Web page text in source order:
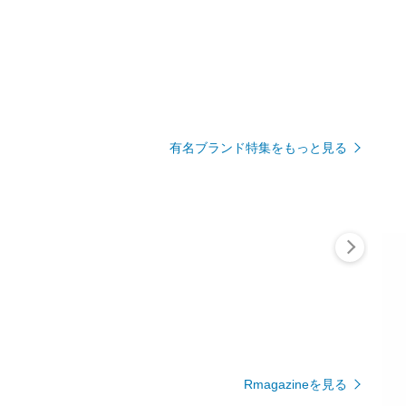
有名ブランド特集をもっと見る
Rmagazineを見る